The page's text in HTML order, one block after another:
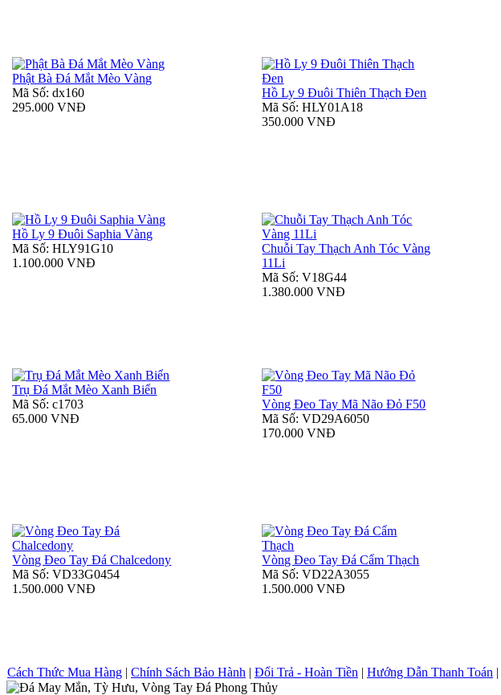
Phật Bà Đá Mắt Mèo Vàng
Mã Số: dx160
295.000 VNĐ
Hồ Ly 9 Đuôi Thiên Thạch Đen
Mã Số: HLY01A18
350.000 VNĐ
Hồ Ly 9 Đuôi Saphia Vàng
Mã Số: HLY91G10
1.100.000 VNĐ
Chuỗi Tay Thạch Anh Tóc Vàng
11Li
Mã Số: V18G44
1.380.000 VNĐ
Trụ Đá Mắt Mèo Xanh Biển
Mã Số: c1703
65.000 VNĐ
Vòng Đeo Tay Mã Não Đỏ F50
Mã Số: VD29A6050
170.000 VNĐ
Vòng Đeo Tay Đá Chalcedony
Mã Số: VD33G0454
1.500.000 VNĐ
Vòng Đeo Tay Đá Cẩm Thạch
Mã Số: VD22A3055
1.500.000 VNĐ
Cách Thức Mua Hàng Chính Sách Bảo Hành Đổi Trả - Hoàn Tiền Hướng Dẫn Thanh Toán